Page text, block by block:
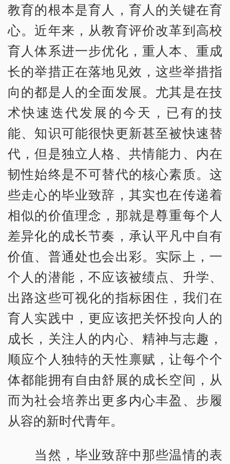
教育的根本是育人，育人的关键在育
心。近年来，从教育评价改革到高校
育人体系进一步优化，重人本、重成
长的举措正在落地见效，这些举措指
向的都是人的全面发展。尤其是在技
术快速迭代发展的今天，已有的技
能、知识可能很快更新甚至被快速替
代，但是独立人格、共情能力、内在
韧性始终是不可替代的核心素质。这
些走心的毕业致辞，其实也在传递着
相似的价值理念，那就是尊重每个人
差异化的成长节奏，承认平凡中自有
价值、普通处也会出彩。实际上，一
个人的潜能，不应该被绩点、升学、
出路这些可视化的指标困住，我们在
育人实践中，更应该把关怀投向人的
成长，关注人的内心、精神与志趣，
顺应个人独特的天性禀赋，让每个个
体都能拥有自由舒展的成长空间，从
而为社会培养出更多内心丰盈、步履
从容的新时代青年。
当然，毕业致辞中那些温情的表